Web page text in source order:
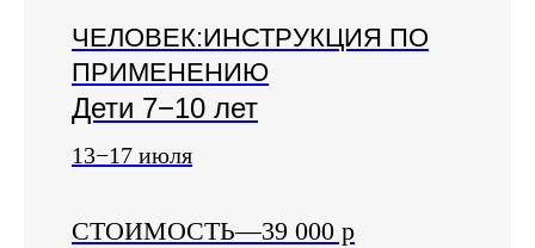
ЧЕЛОВЕК:ИНСТРУКЦИЯ ПО
ПРИМЕНЕНИЮ
Дети 7−10 лет
13−17 июля
СТОИМОСТЬ—39 000 р